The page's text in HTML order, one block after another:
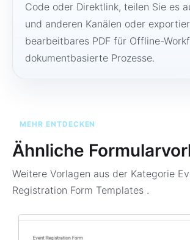
Code oder Direktlink, teilen Sie es
und anderen Kanälen oder
bearbeitbares PDF für Offline-
dokumentbasierte Prozesse.
MEHR ENTDECKEN
Ähnliche
Weitere Vorlagen aus der Kategorie
Registration Form Templates .